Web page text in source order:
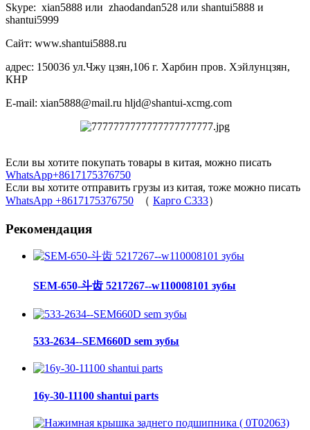
Skype: xian5888 или zhaodandan528 или shantui5888 и
shantui5999
Сайт: www.shantui5888.ru
адрес: 150036 ул.Чжу цзян,106 г. Харбин пров. Хэйлунцзян,
КНР
E-mail: xian5888@mail.ru hljd@shantui-xcmg.com
Если вы хотите покупать товары в китая, можно писать
WhatsApp+8617175376750
Если вы хотите отправить грузы из китая, тоже можно писать
WhatsApp +8617175376750 （ Карго C333）
Рекомендация
SEM-650-斗齿 5217267--w110008101 зубы
533-2634--SEM660D sem зубы
16y-30-11100 shantui parts